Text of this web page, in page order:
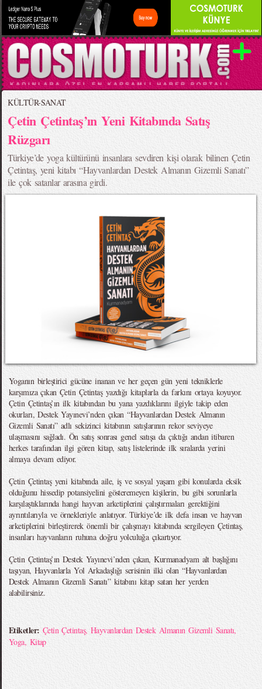
KÜLTÜR-SANAT
Çetin Çetintaş’ın Yeni Kitabında Satış
Rüzgarı
Türkiye’de yoga kültürünü insanlara sevdiren kişi olarak bilinen Çetin
Çetintaş, yeni kitabı “Hayvanlardan Destek Almanın Gizemli Sanatı”
ile çok satanlar arasına girdi.
Yoganın birleştirici gücüne inanan ve her geçen gün yeni tekniklerle
karşımıza çıkan Çetin Çetintaş yazdığı kitaplarla da farkını ortaya koyuyor.
Çetin Çetintaş’ın ilk kitabından bu yana yazdıklarını ilgiyle takip eden
okurları, Destek Yayınevi’nden çıkan “Hayvanlardan Destek Almanın
Gizemli Sanatı” adlı sekizinci kitabının satışlarının rekor seviyeye
ulaşmasını sağladı. Ön satış sonrası genel satışa da çıktığı andan itibaren
herkes tarafından ilgi gören kitap, satış listelerinde ilk sıralarda yerini
almaya devam ediyor.
Çetin Çetintaş yeni kitabında aile, iş ve sosyal yaşam gibi konularda eksik
olduğunu hissedip potansiyelini gösteremeyen kişilerin, bu gibi sorunlarla
karşılaştıklarında hangi hayvan arketiplerini çalıştırmaları gerektiğini
ayrıntılarıyla ve örnekleriyle anlatıyor. Türkiye’de ilk defa insan ve hayvan
arketiplerini birleştirerek önemli bir çalışmayı kitabında sergileyen Çetintaş,
insanları hayvanların ruhuna doğru yolculuğa çıkartıyor.
Çetin Çetintaş’ın Destek Yayınevi’nden çıkan, Kurmanadyam alt başlığını
taşıyan, Hayvanlarla Yol Arkadaşlığı serisinin ilki olan “Hayvanlardan
Destek Almanın Gizemli Sanatı” kitabını kitap satan her yerden
alabilirsiniz.
Etiketler: Çetin Çetintaş, Hayvanlardan Destek Almanın Gizemli Sanatı,
Yoga, Kitap